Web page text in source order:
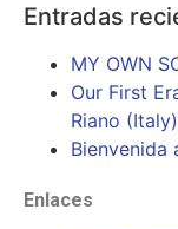
Entradas
MY OWN
Our First
Riano (Italy)
Bienvenida
Enlaces